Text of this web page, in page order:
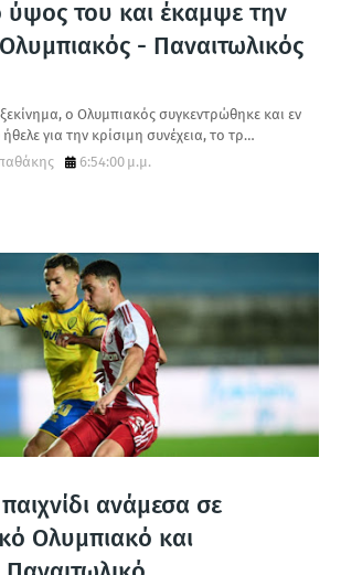
ύψος του και έκαμψε την
- Παναιτωλικός
ο Ολυμπιακός συγκεντρώθηκε και εν
για την κρίσιμη συνέχεια, το τρ…
6:54:00 μ.μ.
ανάμεσα σε
Ολυμπιακό και